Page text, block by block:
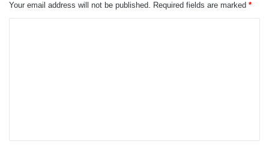
Your email address will not be published. Required fields are marked *